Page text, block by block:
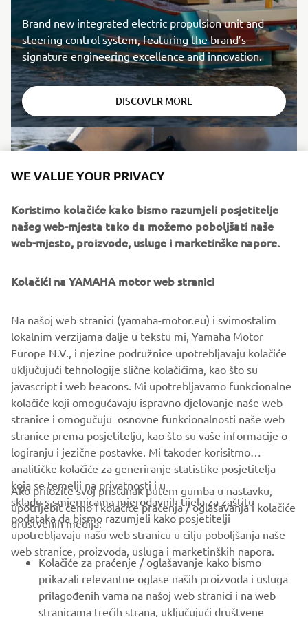
Brand new integrated electric propulsion unit and
steering control system, featuring the brand’s
signature engineering excellence and innovation.
DISCOVER MORE
New HARMO 2.0 comes with Yamaha's signature
reliability while pushing the boundaries of electric
propulsion. Brand new sleek design offers an ultra-
modern aesthetic and installation. Built to provide
quiet, eco-friendly performance and intuitive
handling.
DISCOVER MORE
CORPORATE
FOR BUSINESS
MORE YAMAHA
WE VALUE YOUR PRIVACY
Koristimo kolačiće kako bismo razumjeli posjetitelje
našeg web-mjesta tako da možemo poboljšati naše
web-mjesto, proizvode, usluge i marketinške napore.
Kolačići na YAMAHA motor web stranici
Na našoj web stranici (yamaha-motor.eu) i svimostalim
lokalnim verzijama dalje u tekstu mi, Yamaha Motor
Europe N.V., i njezine podružnice upotrebljavaju kolačiće
uključujući tehnologije slične kolačićima, kao što su
javascript i web beacons. Mi upotrebljavamo funkcionalne
kolačiće koji omogučavaju ispravno djelovanje naše web
stranice i omogučuju osnovne funkcionalnosti naše web
stranice prema posjetitelju, kao što su vaše informacije o
logiranju i jezične postavke. Mi također korisitmo
analitičke kolačiće za generiranje statistike posjetitelja
koja se temelji na privatnosti i u
skladu s smjernicama mjerodavnih tijela za zaštitu
podataka da bismo razumjeli kako posjetitelji
upotrebljavaju našu web stranicu u cilju poboljšanja naše
web stranice, proizvoda, usluga i marketinških napora.
Ako priložite svoj pristanak putem gumba u nastavku,
upotrijebit ćemo i kolačiće praćenja / oglašavanja i kolačiće
društvenih medija:
Kolačiće za praćenje / oglašavanje kako bismo
prikazali relevantne oglase naših proizvoda i usluga
prilagođenih vama na našoj web stranici i na web
stranicama trećih strana, uključujući društvene